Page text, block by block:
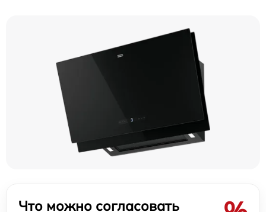
Что можно согласовать